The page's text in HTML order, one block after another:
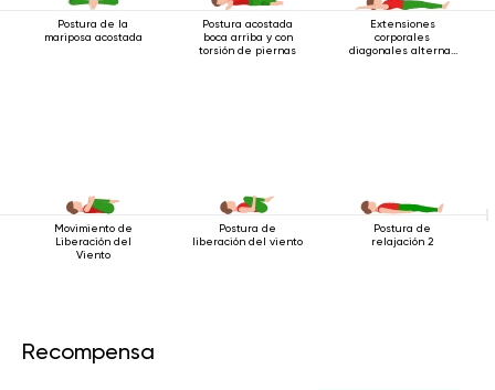
Postura de la
mariposa acostada
Postura acostada
boca arriba y con
torsión de piernas
Extensiones
corporales
diagonales alternas
Movimiento de
Liberación del
Viento
Postura de
liberación del viento
Postura de
relajación 2
Recompensa